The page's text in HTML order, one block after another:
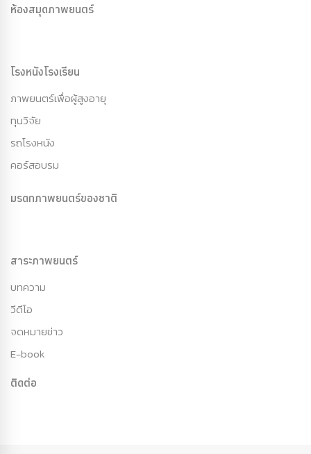
ห้องสมุดภาพยนตร์
โรงหนังโรงเรียน
ภาพยนตร์เพื่อผู้สูงอายุ
ทุนวิจัย
รถโรงหนัง
คอร์สอบรม
มรดกภาพยนตร์ของชาติ
สาระภาพยนตร์
บทความ
วีดีโอ
จดหมายข่าว
E-book
ติดต่อ